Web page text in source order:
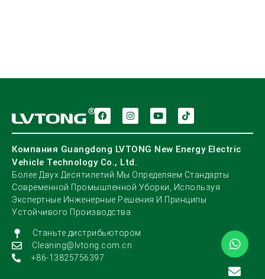
Компания Guangdong LVTONG New Energy Electric
Vehicle Technology Co., Ltd.
Более Двух Десятилетий Мы Определяем Стандарты
Современной Промышленной Уборки, Используя
Экспертные Инженерные Решения И Принципы
Устойчивого Производства.
Станьте дистрибьютором
Cleaning@lvtong.com.cn
+86-13825756397